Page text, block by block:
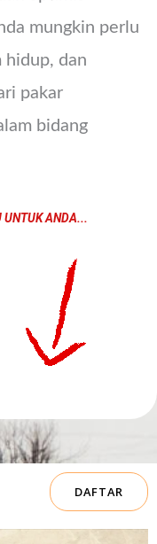
mungkin perlu
hidup, dan
pakar
bidang
UNTUK ANDA...
DAFTAR